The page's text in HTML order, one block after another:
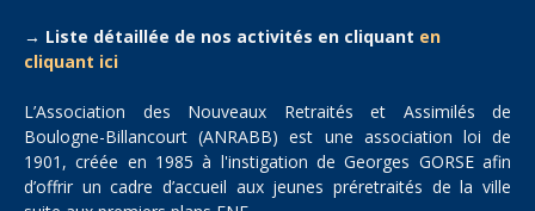
→ Liste détaillée de nos activités en cliquant en
cliquant ici
L’Association des Nouveaux Retraités et Assimilés de
Boulogne-Billancourt (ANRABB) est une association loi de
1901, créée en 1985 à l'instigation de Georges GORSE afin
d’offrir un cadre d’accueil aux jeunes préretraités de la ville